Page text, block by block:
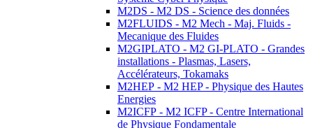
M2DS - M2 DS - Science des données
M2FLUIDS - M2 Mech - Maj. Fluids -
Mecanique des Fluides
M2GIPLATO - M2 GI-PLATO - Grandes
installations - Plasmas, Lasers,
Accélérateurs, Tokamaks
M2HEP - M2 HEP - Physique des Hautes
Energies
M2ICFP - M2 ICFP - Centre International
de Physique Fondamentale